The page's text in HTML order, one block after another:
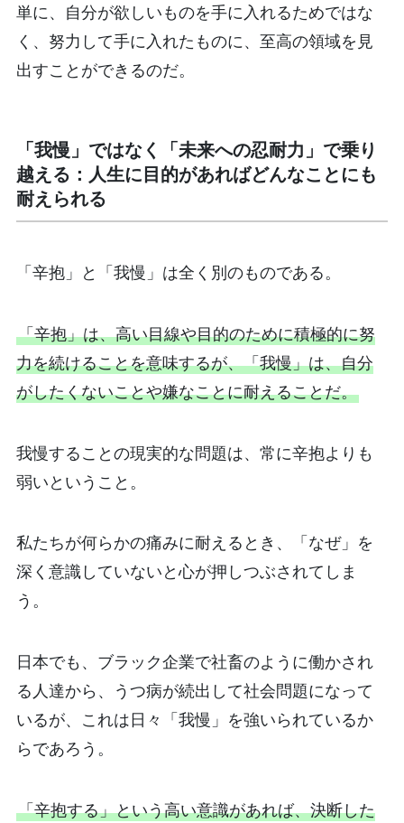
単に、自分が欲しいものを手に入れるためではな
く、努力して手に入れたものに、至高の領域を見
出すことができるのだ。
「我慢」ではなく「未来への忍耐力」で乗り
越える：人生に目的があればどんなことにも
耐えられる
「辛抱」と「我慢」は全く別のものである。
「辛抱」は、高い目線や目的のために積極的に努
力を続けることを意味するが、「我慢」は、自分
がしたくないことや嫌なことに耐えることだ。
我慢することの現実的な問題は、常に辛抱よりも
弱いということ。
私たちが何らかの痛みに耐えるとき、「なぜ」を
深く意識していないと心が押しつぶされてしま
う。
日本でも、ブラック企業で社畜のように働かされ
る人達から、うつ病が続出して社会問題になって
いるが、これは日々「我慢」を強いられているか
らであろう。
「辛抱する」という高い意識があれば、決断した